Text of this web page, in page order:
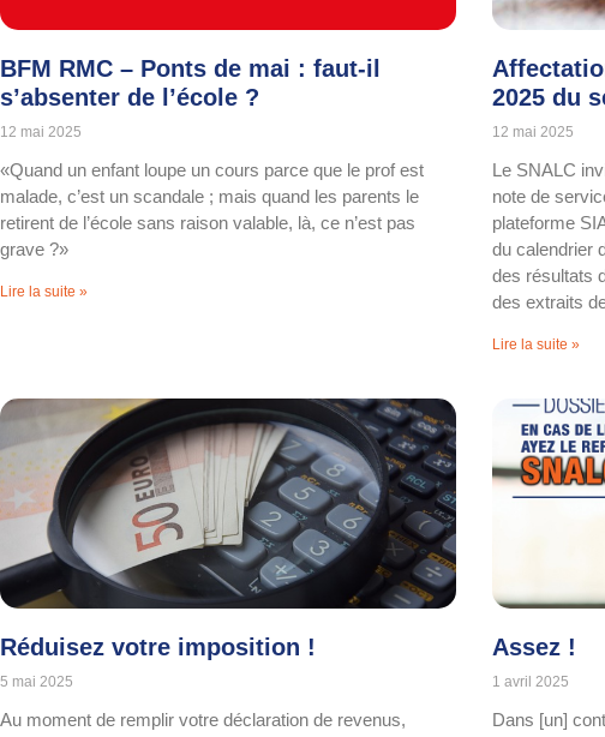
BFM RMC – Ponts de mai : faut-il
s’absenter de l’école ?
12 mai 2025
«Quand un enfant loupe un cours parce que le prof est
malade, c’est un scandale ; mais quand les parents le
retirent de l’école sans raison valable, là, ce n’est pas
grave ?»
Lire la suite »
2025 du
12 mai 2025
Le SNALC
note de
plateforme
du calendrier
des résultats
des extraits
Lire la suite »
Réduisez votre imposition !
5 mai 2025
Au moment de remplir votre déclaration de revenus,
Assez !
1 avril 2025
Dans [un]